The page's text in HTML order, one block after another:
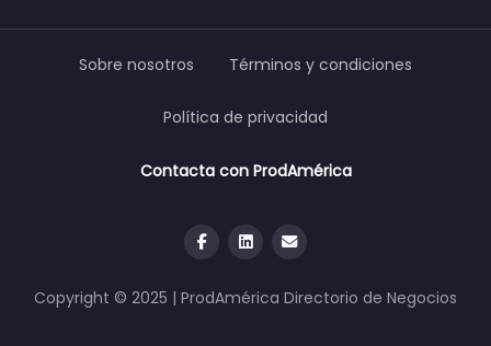
Sobre nosotros Términos y condiciones
Política de privacidad
Contacta con ProdAmérica
Copyright © 2025 | ProdAmérica Directorio de Negocios